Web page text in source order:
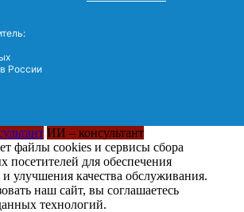
России
ИИ – консультант
файлы cookies и сервисы сбора
посетителей для обеспечения
и улучшения качества обслуживания.
наш сайт, вы соглашаетесь
технологий.